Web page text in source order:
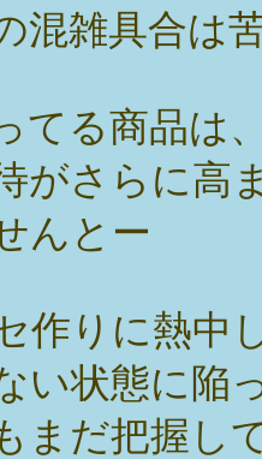
混雑具合は
てる商品は
がさらに高
んとー
作りに熱中
い状態に陥
まだ把握し